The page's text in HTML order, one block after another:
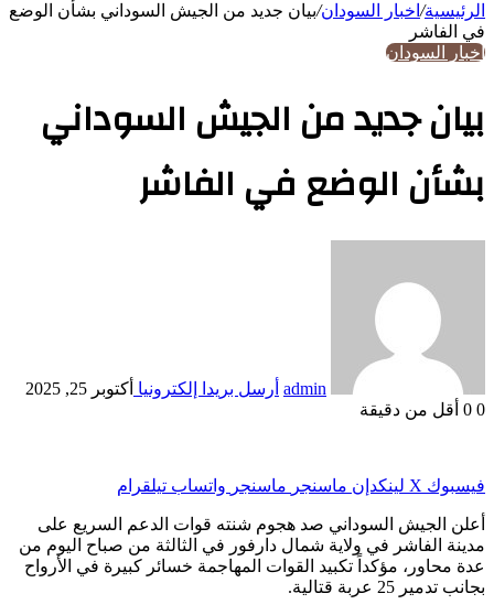
الرئيسية/ اخبار السودان/بيان جديد من الجيش السوداني بشأن الوضع
في الفاشر
اخبار السودان
بيان جديد من الجيش السوداني
بشأن الوضع في الفاشر
admin أرسل بريدا إلكترونيا أكتوبر 25, 2025
0
أقل من دقيقة
فيسبوك ‫X لينكدإن ماسنجر ماسنجر واتساب تيلقرام
أعلن الجيش السوداني صد هجوم شنته قوات الدعم السريع على
مدينة الفاشر في ولاية شمال دارفور في الثالثة من صباح اليوم من
عدة محاور، مؤكداً تكبيد القوات المهاجمة خسائر كبيرة في الأرواح
بجانب تدمير 25 عربة قتالية.